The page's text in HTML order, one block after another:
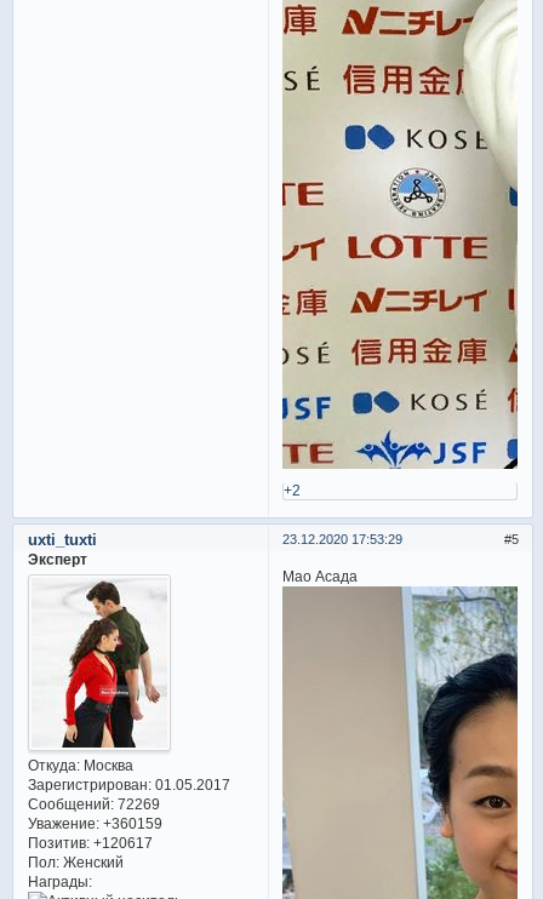
+2
5
23.12.2020 17:53:29
uxti_tuxti
Эксперт
Откуда:Москва
Зарегистрирован: 01.05.2017
Сообщений:72269
Уважение: +360159
Позитив: +120617
Пол:Женский
Награды:
Мао Асада